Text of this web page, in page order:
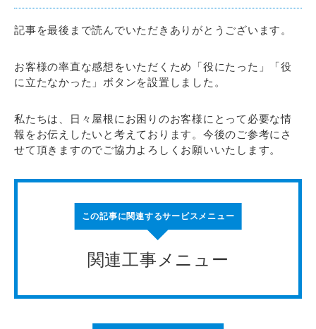
記事を最後まで読んでいただきありがとうございます。
お客様の率直な感想をいただくため「役にたった」「役
に立たなかった」ボタンを設置しました。
私たちは、日々屋根にお困りのお客様にとって必要な情
報をお伝えしたいと考えております。今後のご参考にさ
せて頂きますのでご協力よろしくお願いいたします。
この記事に関連するサービスメニュー
関連工事メニュー